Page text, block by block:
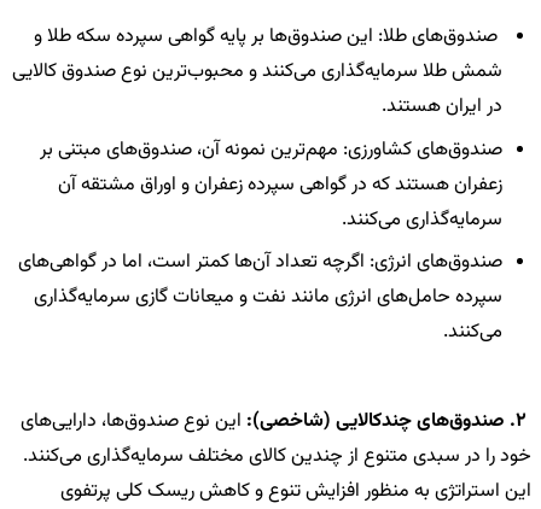
صندوق‌های طلا: این صندوق‌ها بر پایه گواهی سپرده سکه طلا و
شمش طلا سرمایه‌گذاری می‌کنند و محبوب‌ترین نوع صندوق کالایی
در ایران هستند.
صندوق‌های کشاورزی: مهم‌ترین نمونه آن، صندوق‌های مبتنی بر
زعفران هستند که در گواهی سپرده زعفران و اوراق مشتقه آن
سرمایه‌گذاری می‌کنند.
صندوق‌های انرژی: اگرچه تعداد آن‌ها کمتر است، اما در گواهی‌های
سپرده حامل‌های انرژی مانند نفت و میعانات گازی سرمایه‌گذاری
می‌کنند.
این نوع صندوق‌ها، دارایی‌های
خود را در سبدی متنوع از چندین کالای مختلف سرمایه‌گذاری می‌کنند.
این استراتژی به منظور افزایش تنوع و کاهش ریسک کلی پرتفوی